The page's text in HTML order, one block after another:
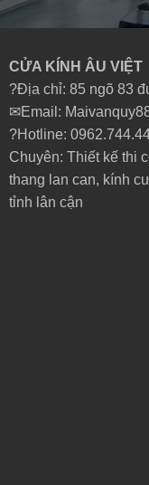
CỬA KÍNH ÂU VIỆT
?Địa chỉ: 85 ngõ 83
✉Email:
?Hotline:
Chuyên: Thiết kế thi
thang lan can, kính
tỉnh lân cận